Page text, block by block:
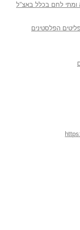
ומתי לחם בכלל באצ"ל
הפלסטינים